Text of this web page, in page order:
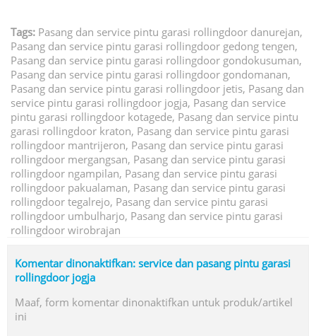
Tags: Pasang dan service pintu garasi rollingdoor danurejan,
Pasang dan service pintu garasi rollingdoor gedong tengen,
Pasang dan service pintu garasi rollingdoor gondokusuman,
Pasang dan service pintu garasi rollingdoor gondomanan,
Pasang dan service pintu garasi rollingdoor jetis, Pasang dan
service pintu garasi rollingdoor jogja, Pasang dan service
pintu garasi rollingdoor kotagede, Pasang dan service pintu
garasi rollingdoor kraton, Pasang dan service pintu garasi
rollingdoor mantrijeron, Pasang dan service pintu garasi
rollingdoor mergangsan, Pasang dan service pintu garasi
rollingdoor ngampilan, Pasang dan service pintu garasi
rollingdoor pakualaman, Pasang dan service pintu garasi
rollingdoor tegalrejo, Pasang dan service pintu garasi
rollingdoor umbulharjo, Pasang dan service pintu garasi
rollingdoor wirobrajan
Komentar dinonaktifkan: service dan pasang pintu garasi
rollingdoor jogja
Maaf, form komentar dinonaktifkan untuk produk/artikel
ini